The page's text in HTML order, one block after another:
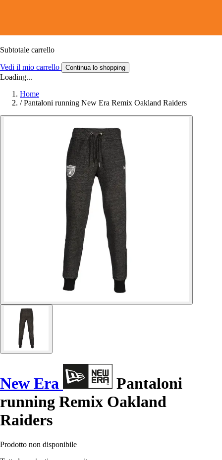
Subtotale carrello
Vedi il mio carrello Continua lo shopping
Loading...
Home
/ Pantaloni running New Era Remix Oakland Raiders
New Era
Pantaloni
running Remix Oakland
Raiders
Prodotto non disponibile